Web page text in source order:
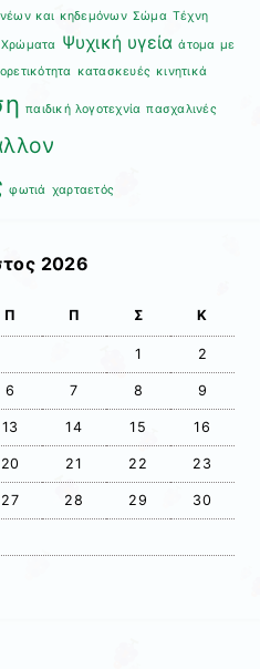
και κηδεμόνων Σώμα Τέχνη
Χρώματα Ψυχική υγεία άτομα με
κατασκευές κινητικά
παιδική λογοτεχνία πασχαλινές
φωτιά χαρταετός
2026
Π Π Σ Κ
1 2
6 7 8 9
13 14 15 16
20 21 22 23
27 28 29 30